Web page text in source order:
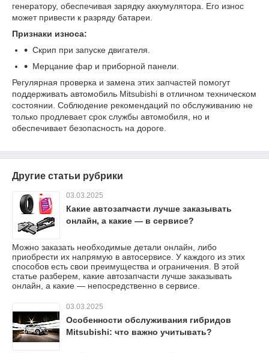
генератору, обеспечивая зарядку аккумулятора. Его износ
может привести к разряду батареи.
Признаки износа:
Скрип при запуске двигателя.
Мерцание фар и приборной панели.
Регулярная проверка и замена этих запчастей помогут
поддерживать автомобиль Mitsubishi в отличном техническом
состоянии. Соблюдение рекомендаций по обслуживанию не
только продлевает срок службы автомобиля, но и
обеспечивает безопасность на дороге.
Другие статьи рубрики
03.03.2025
Какие автозапчасти лучше заказывать
онлайн, а какие — в сервисе?
Можно заказать необходимые детали онлайн, либо
приобрести их напрямую в автосервисе. У каждого из этих
способов есть свои преимущества и ограничения. В этой
статье разберем, какие автозапчасти лучше заказывать
онлайн, а какие — непосредственно в сервисе.
03.03.2025
Особенности обслуживания гибридов
Mitsubishi: что важно учитывать?